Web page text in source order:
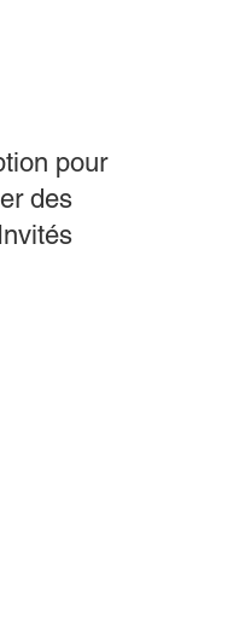
pour
des